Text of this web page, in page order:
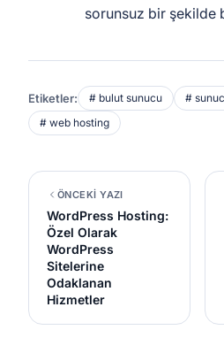
sorunsuz bir şekilde
Etiketler: # bulut sunucu #
# web hosting
ÖNCEKİ YAZI
WordPress Hosting:
Özel Olarak
WordPress
Sitelerine
Odaklanan
Hizmetler